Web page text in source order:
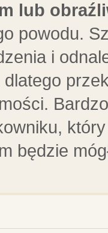
lub
powodu.
i
będzie